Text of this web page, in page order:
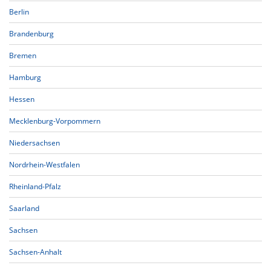
Berlin
Brandenburg
Bremen
Hamburg
Hessen
Mecklenburg-Vorpommern
Niedersachsen
Nordrhein-Westfalen
Rheinland-Pfalz
Saarland
Sachsen
Sachsen-Anhalt